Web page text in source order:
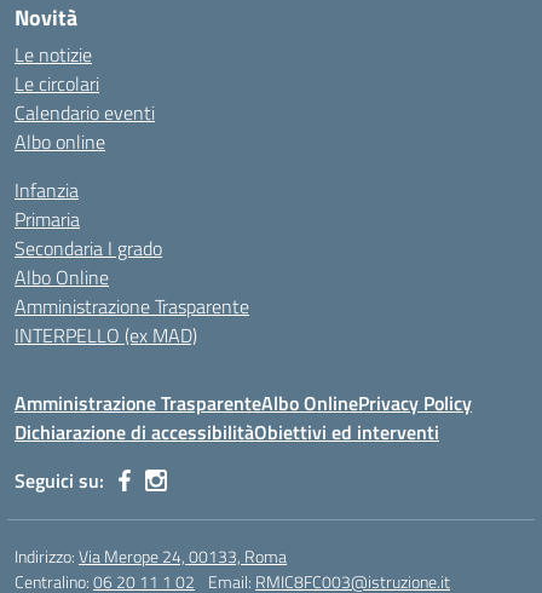
Novità
Le notizie
Le circolari
Calendario eventi
Albo online
Infanzia
Primaria
Secondaria I grado
Albo Online
Amministrazione Trasparente
INTERPELLO (ex MAD)
Amministrazione TrasparenteAlbo OnlinePrivacy Policy
Dichiarazione di accessibilitàObiettivi ed interventi
Seguici su:
Indirizzo:Via Merope 24, 00133, Roma
Centralino:06 20 11 1 02 Email: RMIC8FC003@istruzione.it